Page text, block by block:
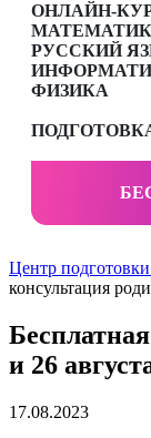
ОНЛАЙН-
РУССКИЙ
ФИЗИКА
Центр
консультация
и 26
17.08.2023